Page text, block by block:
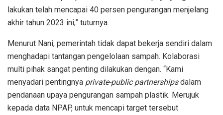
lakukan telah mencapai 40 persen pengurangan menjelang
akhir tahun 2023 ini,” tuturnya.
Menurut Nani, pemerintah tidak dapat bekerja sendiri dalam
menghadapi tantangan pengelolaan sampah. Kolaborasi
multi pihak sangat penting dilakukan dengan. “Kami
menyadari pentingnya private-public partnershipsdalam
pendanaan upaya pengurangan sampah plastik. Merujuk
kepada data NPAP, untuk mencapi target tersebut